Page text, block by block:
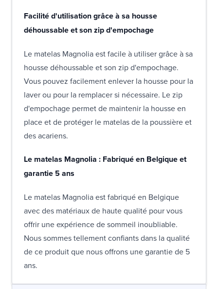
Facilité d'utilisation grâce à sa housse
déhoussable et son zip d'empochage
Le matelas Magnolia est facile à utiliser grâce à sa
housse déhoussable et son zip d'empochage.
Vous pouvez facilement enlever la housse pour la
laver ou pour la remplacer si nécessaire. Le zip
d'empochage permet de maintenir la housse en
place et de protéger le matelas de la poussière et
des acariens.
Le matelas Magnolia : Fabriqué en Belgique et
garantie 5 ans
Le matelas Magnolia est fabriqué en Belgique
avec des matériaux de haute qualité pour vous
offrir une expérience de sommeil inoubliable.
Nous sommes tellement confiants dans la qualité
de ce produit que nous offrons une garantie de 5
ans.